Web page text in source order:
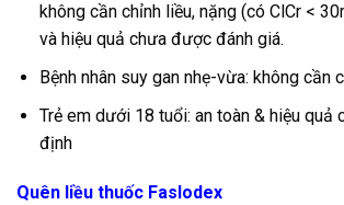
không cần chỉnh liều, nặng (có ClCr <
và hiệu quả chưa được đánh giá.
Bệnh nhân suy gan nhẹ-vừa: không cần
Trẻ em dưới 18 tuổi: an toàn & hiệu quả
định
Quên liều thuốc Faslodex